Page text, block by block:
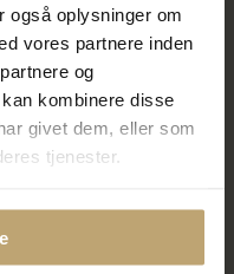
også oplysninger om
vores partnere inden
og
kombinere disse
givet dem, eller som
tjenester.
På fjernlager